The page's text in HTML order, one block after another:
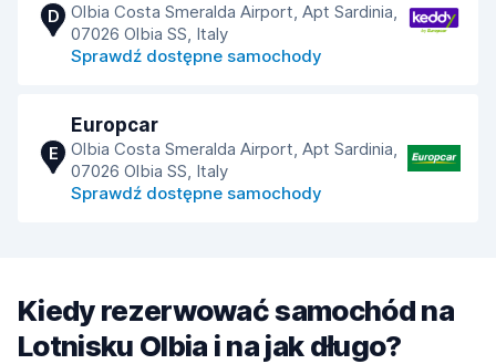
D Olbia Costa Smeralda Airport, Apt Sardinia,
07026 Olbia SS, Italy
Sprawdź dostępne samochody
E
Europcar
Olbia Costa Smeralda Airport, Apt Sardinia,
07026 Olbia SS, Italy
Sprawdź dostępne samochody
Kiedy rezerwować samochód na
Lotnisku Olbia i na jak długo?